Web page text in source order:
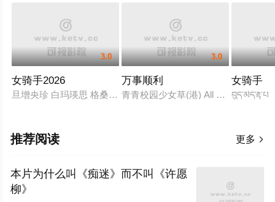
3.0
女骑手2026
旦增央珍 白玛瑛思 格桑旺姆 次真
3.0
万事顺利
青青校园少女草(港) All Greens一切
女骑手
བུད་མེད་རྟ་པ
更多 
推荐阅读
本片为什么叫《痴迷》而不叫《许愿
柳》